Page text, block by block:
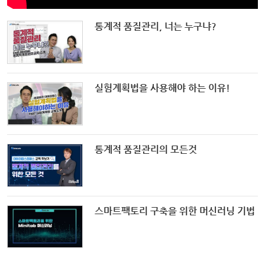
통계적 품질관리, 너는 누구냐?
실험계획법을 사용해야 하는 이유!
통계적 품질관리의 모든것
스마트팩토리 구축을 위한 머신러닝 기법